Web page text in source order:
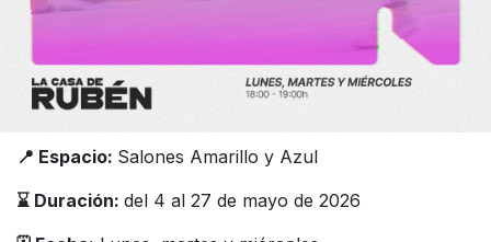
📍 Espacio: Salones Amarillo y Azul
⌛️ Duración: del 4 al 27 de mayo de 2026